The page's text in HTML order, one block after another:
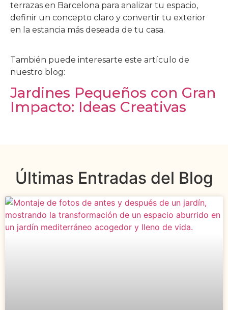
terrazas en Barcelona para analizar tu espacio,
definir un concepto claro y convertir tu exterior
en la estancia más deseada de tu casa.
También puede interesarte este artículo de
nuestro blog:
Jardines Pequeños con Gran
Impacto: Ideas Creativas
Últimas Entradas del Blog